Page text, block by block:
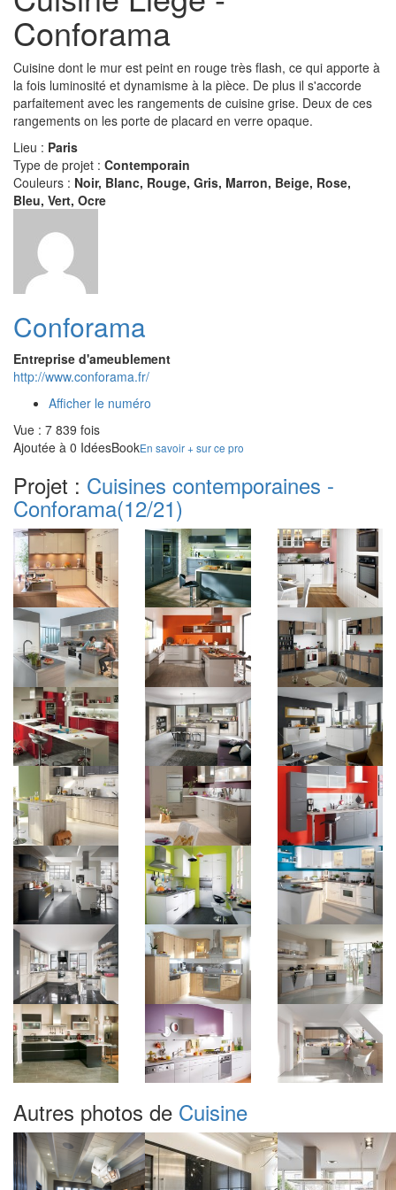
Conforama
Cuisine dont le mur est peint en rouge très flash, ce qui apporte à
la fois luminosité et dynamisme à la pièce. De plus il s'accorde
parfaitement avec les rangements de cuisine grise. Deux de ces
rangements on les porte de placard en verre opaque.
Lieu : Paris
Type de projet : Contemporain
Couleurs : Noir, Blanc, Rouge, Gris, Marron, Beige, Rose,
Bleu, Vert, Ocre
Conforama
Entreprise d'ameublement
http://www.conforama.fr/
Afficher le numéro
Vue : 7 839 fois
Ajoutée à 0 IdéesBookEn savoir + sur ce pro
Projet : Cuisines contemporaines -
Conforama(12/21)
Autres photos de Cuisine